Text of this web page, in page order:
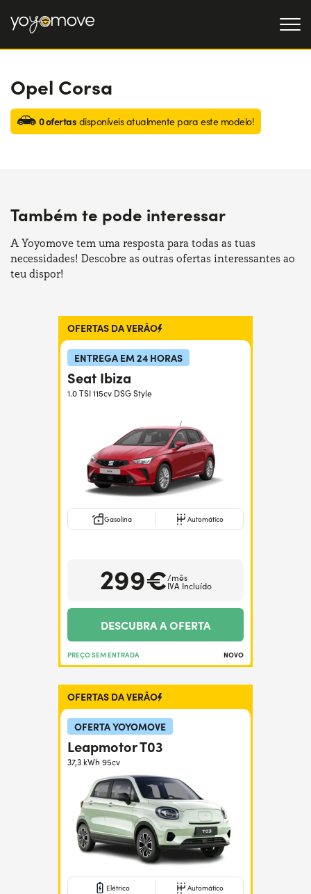
OFERTAS DE RENTING
Particulares
Empresas
OFERTAS DE RENTING
DE CARROS USADOS
Trabalha connosco
POR QUE É CONVENIENTE
Precisa de ajuda? +351938560102
Opel Corsa
0 ofertas disponíveis atualmente para este modelo!
Também te pode interessar
A Yoyomove tem uma resposta para todas as tuas
necessidades! Descobre as outras ofertas interessantes ao
teu dispor!
OFERTAS DA VERÃO
ENTREGA EM 24 HORAS
Seat Ibiza
1.0 TSI 115cv DSG Style
Gasolina Automático
299€/mês
IVA Incluído
DESCUBRA A OFERTA
PREÇO SEM ENTRADA NOVO
OFERTAS DA VERÃO
OFERTA YOYOMOVE
Leapmotor T03
37,3 kWh 95cv
Elétrico Automático